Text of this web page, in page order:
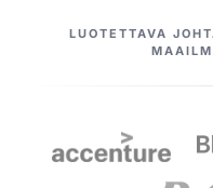
MEIDÄN KUMPPANIMME
LUOTETTAVA